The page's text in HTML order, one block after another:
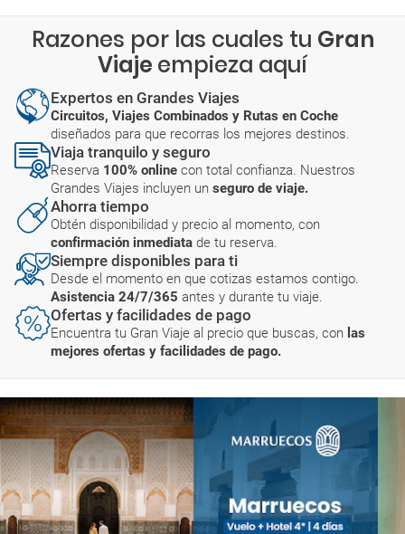
Razones por las cuales tu Gran
Viaje empieza aquí
Expertos en Grandes Viajes
Circuitos, Viajes Combinados y Rutas en Coche
diseñados para que recorras los mejores destinos.
Viaja tranquilo y seguro
Reserva 100% online con total confianza. Nuestros
Grandes Viajes incluyen un seguro de viaje.
Ahorra tiempo
Obtén disponibilidad y precio al momento, con
confirmación inmediata de tu reserva.
Siempre disponibles para ti
Desde el momento en que cotizas estamos contigo.
Asistencia 24/7/365 antes y durante tu viaje.
Ofertas y facilidades de pago
Encuentra tu Gran Viaje al precio que buscas, con las
mejores ofertas y facilidades de pago.